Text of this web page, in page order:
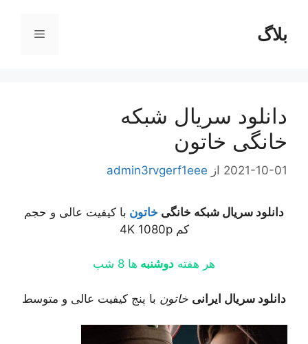
محتوابلاگ فهرست
دانلود سریال شبکه
خانگی خاتون
2021-10-01 از admin3rvgerf1eee
دانلود سریال شبکه خانگی خاتون با کیفیت عالی و حجم
کم 4K 1080p
هر هفته دوشنبه ها 8 شب
دانلود سریال ایرانی خاتون با پنج کیفیت عالی و متوسط